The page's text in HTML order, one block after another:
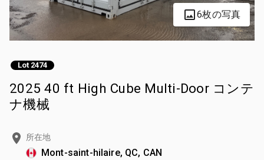
6枚の写真
Lot 2474
2025 40 ft High Cube Multi-Door コンテ
ナ機械
所在地
Mont-saint-hilaire, QC, CAN